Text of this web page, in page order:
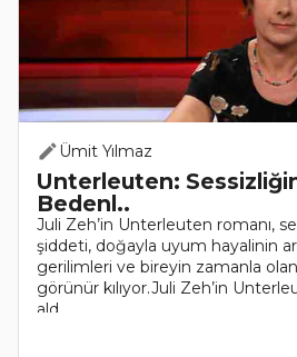
Ümit Yılmaz
Unterleuten:
Bedenl..
Juli Zeh’in Unterleuten romanı,
şiddeti, doğayla uyum hayalinin
gerilimleri ve bireyin zamanla olan
görünür kılıyor.Juli Zeh’in
ald..